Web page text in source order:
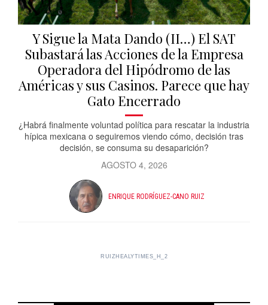
Y Sigue la Mata Dando (II…) El SAT
Subastará las Acciones de la Empresa
Operadora del Hipódromo de las
Américas y sus Casinos. Parece que hay
Gato Encerrado
¿Habrá finalmente voluntad política para rescatar la industria
hípica mexicana o seguiremos viendo cómo, decisión tras
decisión, se consuma su desaparición?
AGOSTO 4, 2026
ENRIQUE RODRÍGUEZ-CANO RUIZ
RUIZHEALYTIMES_H_2